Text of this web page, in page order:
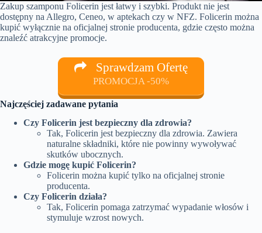
Zakup szamponu Folicerin jest łatwy i szybki. Produkt nie jest
dostępny na Allegro, Ceneo, w aptekach czy w NFZ. Folicerin można
kupić wyłącznie na oficjalnej stronie producenta, gdzie często można
znaleźć atrakcyjne promocje.
Sprawdzam Ofertę
PROMOCJA -50%
Najczęściej zadawane pytania
Czy Folicerin jest bezpieczny dla zdrowia?
Tak, Folicerin jest bezpieczny dla zdrowia. Zawiera
naturalne składniki, które nie powinny wywoływać
skutków ubocznych.
Gdzie mogę kupić Folicerin?
Folicerin można kupić tylko na oficjalnej stronie
producenta.
Czy Folicerin działa?
Tak, Folicerin pomaga zatrzymać wypadanie włosów i
stymuluje wzrost nowych.